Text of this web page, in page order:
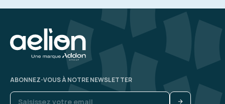
ABONNEZ-VOUS À NOTRE NEWSLETTER